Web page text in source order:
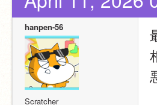
hanpen-56
Scratcher